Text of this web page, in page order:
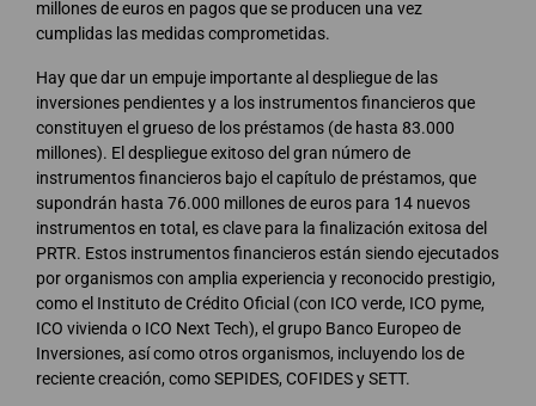
millones de euros en pagos que se producen una vez
cumplidas las medidas comprometidas.
Hay que dar un empuje importante al despliegue de las
inversiones pendientes y a los instrumentos financieros que
constituyen el grueso de los préstamos (de hasta 83.000
millones). El despliegue exitoso del gran número de
instrumentos financieros bajo el capítulo de préstamos, que
supondrán hasta 76.000 millones de euros para 14 nuevos
instrumentos en total, es clave para la finalización exitosa del
PRTR. Estos instrumentos financieros están siendo ejecutados
por organismos con amplia experiencia y reconocido prestigio,
como el Instituto de Crédito Oficial (con ICO verde, ICO pyme,
ICO vivienda o ICO Next Tech), el grupo Banco Europeo de
Inversiones, así como otros organismos, incluyendo los de
reciente creación, como SEPIDES, COFIDES y SETT.